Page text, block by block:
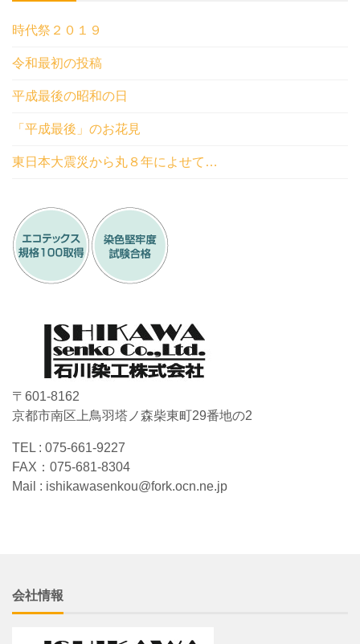
時代祭２０１９
令和最初の投稿
平成最後の昭和の日
「平成最後」のお花見
東日本大震災から丸８年によせて…
〒601-8162
京都市南区上鳥羽塔ノ森柴東町29番地の2
TEL : 075-661-9227
FAX：075-681-8304
Mail : ishikawasenkou@fork.ocn.ne.jp
会社情報